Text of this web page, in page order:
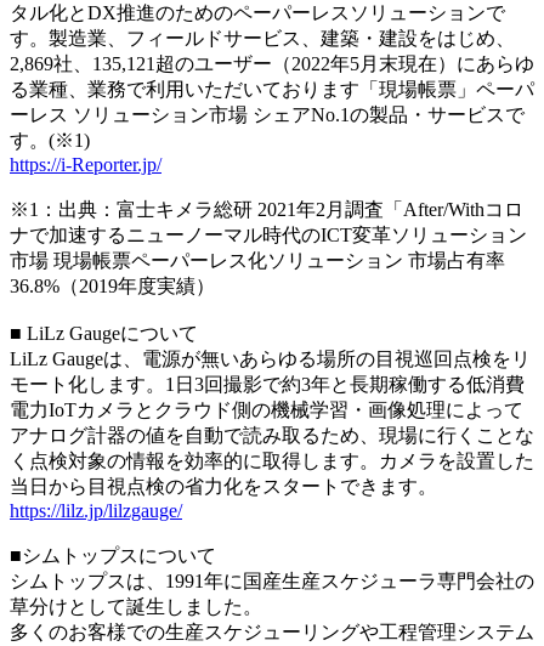
タル化とDX推進のためのペーパーレスソリューションで
す。製造業、フィールドサービス、建築・建設をはじめ、
2,869社、135,121超のユーザー（2022年5月末現在）にあらゆ
る業種、業務で利用いただいております「現場帳票」ペーパ
ーレス ソリューション市場 シェアNo.1の製品・サービスで
す。(※1)
https://i-Reporter.jp/
※1：出典：富士キメラ総研 2021年2月調査「After/Withコロ
ナで加速するニューノーマル時代のICT変革ソリューション
市場 現場帳票ペーパーレス化ソリューション 市場占有率
36.8%（2019年度実績）
■ LiLz Gaugeについて
LiLz Gaugeは、電源が無いあらゆる場所の目視巡回点検をリ
モート化します。1⽇3回撮影で約3年と⻑期稼働する低消費
電力IoTカメラとクラウド側の機械学習・画像処理によって
アナログ計器の値を⾃動で読み取るため、現場に⾏くことな
く点検対象の情報を効率的に取得します。カメラを設置した
当⽇から目視点検の省⼒化をスタートできます。
https://lilz.jp/lilzgauge/
■シムトップスについて
シムトップスは、1991年に国産生産スケジューラ専門会社の
草分けとして誕生しました。
多くのお客様での生産スケジューリングや工程管理システム